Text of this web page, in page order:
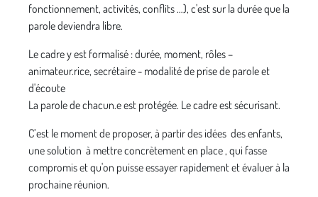
fonctionnement, activités, conflits …), c'est sur la durée que la
parole deviendra libre.
Le cadre y est formalisé : durée, moment, rôles –
animateur.rice, secrétaire - modalité de prise de parole et
d'écoute
La parole de chacun.e est protégée. Le cadre est sécurisant.
C’est le moment de proposer, à partir des idées des enfants,
une solution à mettre concrètement en place , qui fasse
compromis et qu'on puisse essayer rapidement et évaluer à la
prochaine réunion.